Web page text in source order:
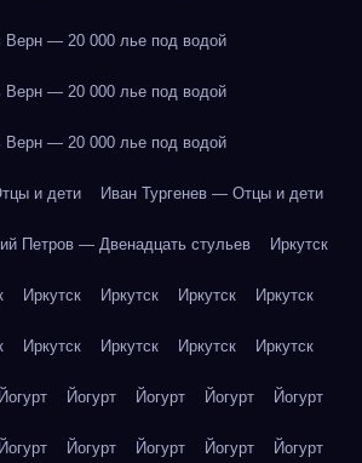
— 20 000 лье под водой
— 20 000 лье под водой
— 20 000 лье под водой
и дети Иван Тургенев — Отцы и дети
Петров — Двенадцать стульев Иркутск
Иркутск Иркутск Иркутск Иркутск
Иркутск Иркутск Иркутск Иркутск
Йогурт Йогурт Йогурт Йогурт Йогурт
Йогурт Йогурт Йогурт Йогурт Йогурт